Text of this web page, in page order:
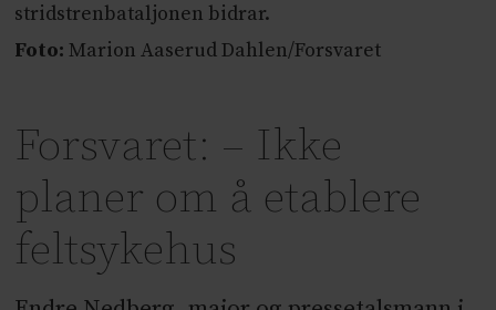
stridstrenbataljonen bidrar.
Foto: Marion Aaserud Dahlen/Forsvaret
Forsvaret: – Ikke
planer om å etablere
feltsykehus